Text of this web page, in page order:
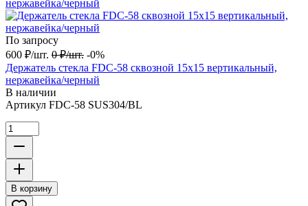
По запросу
600 ₽/шт. 0 ₽/шт. -0%
Держатель стекла FDC-58 сквозной 15х15 вертикальный,
нержавейка/черный
В наличии
Артикул FDC-58 SUS304/BL
В корзину